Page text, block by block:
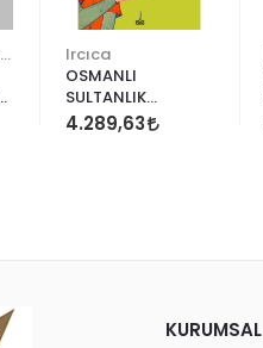
Ircıca
OSMANLI
SULTANLIK
HAZİNESİNDEN ŞAH
4.289,63
KURUMSAL